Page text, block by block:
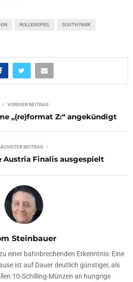
ROLLENSPIEL SOUTH PARK
VORIGER BEITRAG
„(re)format Z:“ angekündigt
BEITRAG
Austria Finalis ausgespielt
Steinbauer
einer bahnbrechenden Erkenntnis: Eine
ist auf Dauer deutlich günstiger, als
10-Schilling-Münzen an hungrige